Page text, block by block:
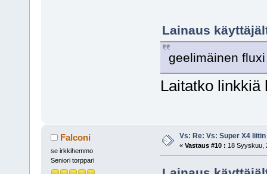
Lainaus
geelimäinen fluxi
Laitatko linkkiä
Falconi
se irkkihemmo
Seniori torppari
Vs: Re: Vs: Super X4 liitin
« Vastaus #10 : 18 Syyskuu,